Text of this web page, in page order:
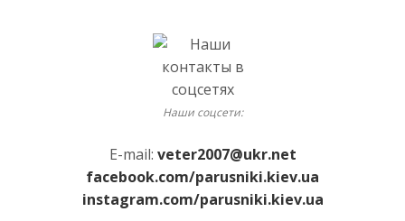
Наши соцсети:
E-mail: veter2007@ukr.net
facebook.com/parusniki.kiev.ua
instagram.com/parusniki.kiev.ua